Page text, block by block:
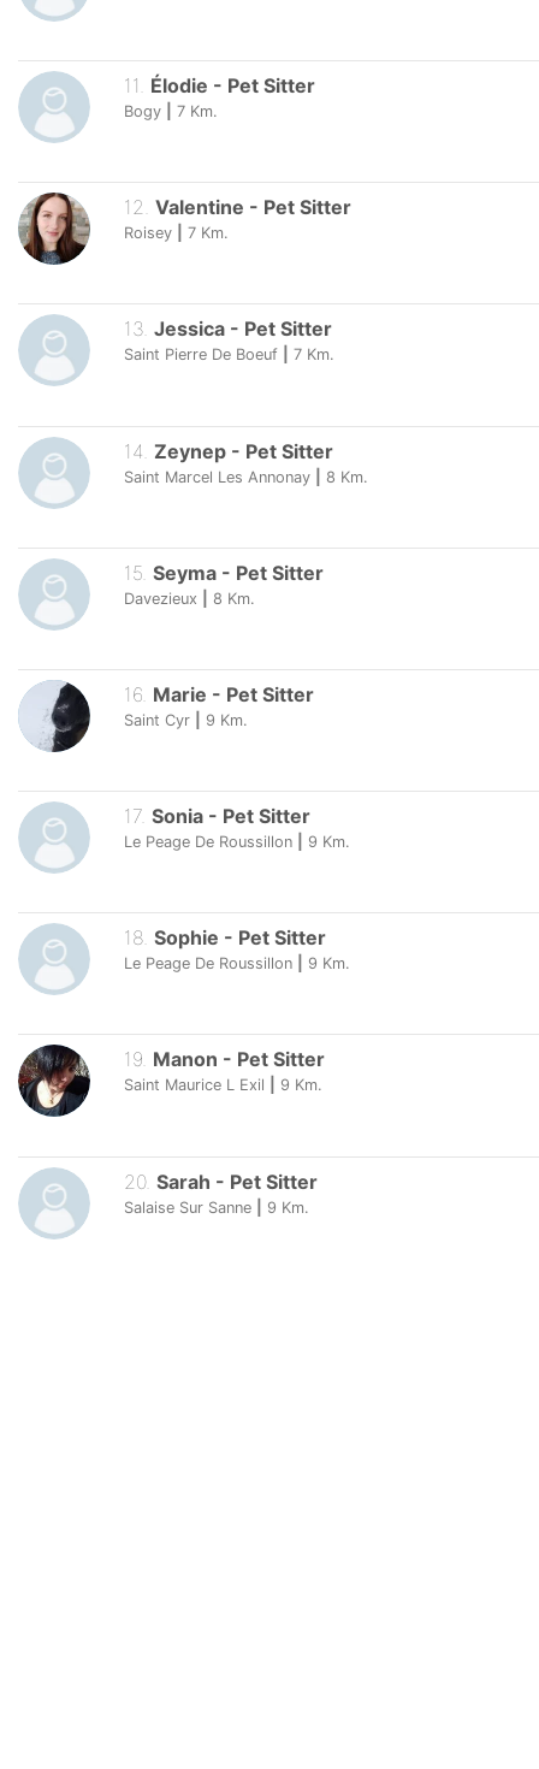
11 Élodie - Pet Sitter
Bogy 7 Km.
12. Valentine - Pet Sitter
Roisey 7 Km.
13. Jessica - Pet Sitter
Saint Pierre De Boeuf 7 Km.
14 Zeynep - Pet Sitter
Saint Marcel Les Annonay 8 Km.
15 Seyma - Pet Sitter
Davezieux 8 Km.
16 Marie - Pet Sitter
Saint Cyr 9 Km.
17. Sonia - Pet Sitter
Le Peage De Roussillon 9 Km.
18. Sophie - Pet Sitter
Le Peage De Roussillon 9 Km.
19. Manon - Pet Sitter
Saint Maurice L Exil 9 Km.
20. Sarah - Pet Sitter
Salaise Sur Sanne 9 Km.